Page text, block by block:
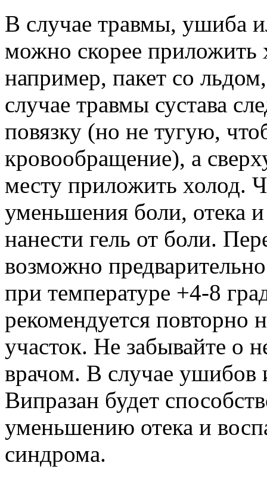
В случае травмы, ушиба
можно скорее приложить
например, пакет со
случае травмы сустава
повязку (но не тугую,
кровообращение), а
месту приложить холод.
уменьшения боли, отека
нанести гель от боли.
возможно
при температуре +4-8
рекомендуется повторно
участок. Не забывайте о
врачом. В случае ушибов
Випразан будет
уменьшению отека и
синдрома.